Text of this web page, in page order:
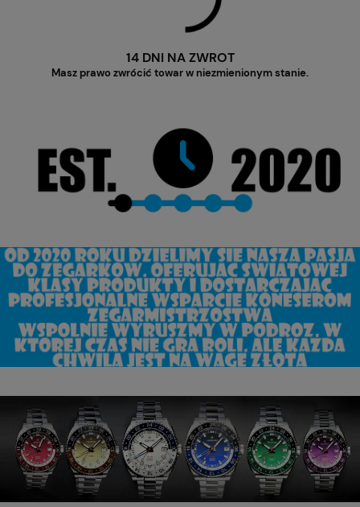
14 DNI NA ZWROT
Masz prawo zwrócić towar w niezmienionym stanie.